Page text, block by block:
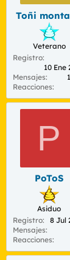
d
e
m
Toñi
Veterano
Registro
10 Ene
Mensajes
Reacciones
P
PoToS
Asiduo
Registro
8 Jul
Mensajes
Reacciones